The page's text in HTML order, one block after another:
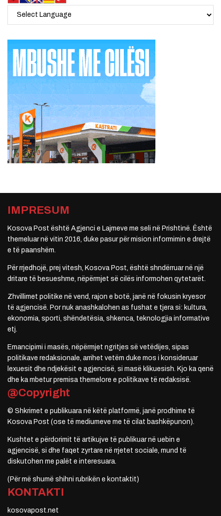
IMPRESUM
Kosova Post është Agjenci e Lajmeve me seli në Prishtinë. Është
themeluar në vitin 2016, duke pasur për mision informimin e drejtë
e të paanshëm.
Për rrjedhojë, prej vitesh, Kosova Post, është shndërruar në një
dritare të besueshme, nëpërmjet së cilës informohen qytetarët.
Zhvillimet politike në vend, rajon e botë, janë në fokusin kryesor
të agjencisë. Por nuk anashkalohen as fushat e tjera si: kultura,
ekonomia, sporti, shëndetësia, shkenca, teknologjia informative
etj.
Emancipimi i masës, nëpërmjet ngritjes së vetëdijes, sipas
politikave redaksionale, arrihet vetëm duke mos i konsideruar
lexuesit dhe ndjekësit e agjencisë, si masë klikuesish. Kjo ka qenë
dhe ka mbetur premisa themelore e politikave të redaksisë.
@Copyright
© Shkrimet e publikuara në këtë platformë, janë prodhime të
Kosova Post (ose të mediumeve me të cilat bashkëpunon).
Kushtet e përdorimit të artikujve të publikuar në uebin e
agjencisë, si dhe faqet zyrtare në rrjetet sociale, mund të
diskutohen me palët e interesuara.
(Për më shumë shihni rubrikën e kontaktit)
KONTAKTI
kosovapost.net